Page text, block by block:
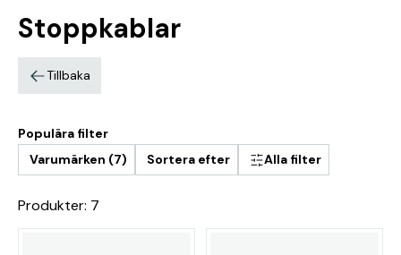
Stoppkablar
Tillbaka
Populära filter
Varumärken (7)
Sortera efter Alla filter
Produkter: 7